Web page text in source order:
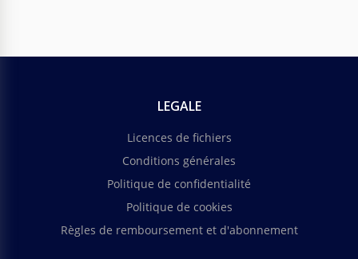
LEGALE
Licences de fichiers
Conditions générales
Politique de confidentialité
Politique de cookies
Règles de remboursement et d'abonnement